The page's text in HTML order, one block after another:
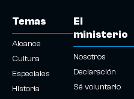
Temas
Alcance
Cultura
Especiales
Historia
El
ministerio
Nosotros
Declaración
Sé voluntario